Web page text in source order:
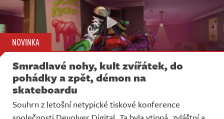
NOVINKA
Smradlavé nohy, kult zvířátek, do
pohádky a zpět, démon na
skateboardu
Souhrn z letošní netypické tiskové konference